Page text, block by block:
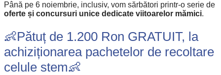
Până pe 6 noiembrie, inclusiv, vom sărbători printr-o serie de
oferte și concursuri unice dedicate viitoarelor mămici.
👶Pătuț de 1.200 Ron GRATUIT, la
achiziționarea pachetelor de recoltare
celule stem👶